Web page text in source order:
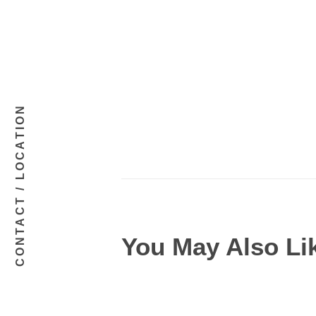
You May Also
CONTACT / LOCATION